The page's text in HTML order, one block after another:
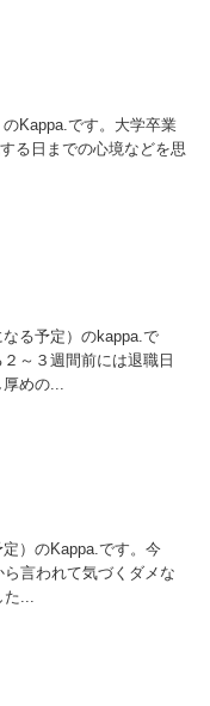
Kappa.です。大学卒業
る日までの心境などを思
る予定）のkappa.で
～３週間前には退職日
厚めの...
）のKappa.です。今
言われて気づくダメな
...